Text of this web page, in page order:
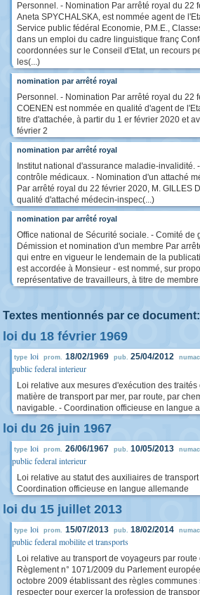
Personnel. - Nomination Par arrêté royal du 22
Aneta SPYCHALSKA, est nommée agent de
Service public fédéral Economie, P.M.E.,
dans un emploi du cadre linguistique franç
coordonnées sur le Conseil d'Etat, un recours
les(...)
nomination par arrêté royal
Personnel. - Nomination Par arrêté royal du 22
COENEN est nommée en qualité d'agent de
titre d'attachée, à partir du 1 er février 2020 et
février 2
nomination par arrêté royal
Institut national d'assurance maladie-invalidité.
contrôle médicaux. - Nomination d'un attaché
Par arrêté royal du 22 février 2020, M. GILLES
qualité d'attaché médecin-inspec(...)
nomination par arrêté royal
Office national de Sécurité sociale. - Comité de
Démission et nomination d'un membre Par
qui entre en vigueur le lendemain de la
est accordée à Monsieur - est nommé, sur
représentative de travailleurs, à titre de membre
Textes mentionnés par ce document:
loi du 18 février 1969
type loi prom. 18/02/1969 pub. 25/04/2012 numac
public federal interieur
Loi relative aux mesures d'exécution des
matière de transport par mer, par route, par
navigable. - Coordination officieuse en langue
loi du 26 juin 1967
type loi prom. 26/06/1967 pub. 10/05/2013 numac
public federal interieur
Loi relative au statut des auxiliaires de
Coordination officieuse en langue allemande
loi du 15 juillet 2013
type loi prom. 15/07/2013 pub. 18/02/2014 numac
public federal mobilite et transports
Loi relative au transport de voyageurs par
Règlement n° 1071/2009 du Parlement
octobre 2009 établissant des règles
respecter pour exercer la profession de